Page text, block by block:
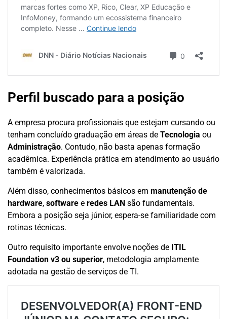
Perfil buscado para a posição
A empresa procura profissionais que estejam cursando ou
tenham concluído graduação em áreas de Tecnologia ou
Administração. Contudo, não basta apenas formação
acadêmica. Experiência prática em atendimento ao usuário
também é valorizada.
Além disso, conhecimentos básicos em manutenção de
hardware, software e redes LAN são fundamentais.
Embora a posição seja júnior, espera-se familiaridade com
rotinas técnicas.
Outro requisito importante envolve noções de ITIL
Foundation v3 ou superior, metodologia amplamente
adotada na gestão de serviços de TI.